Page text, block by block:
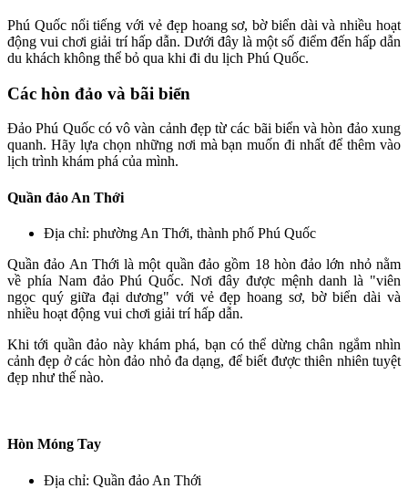
Phú Quốc nổi tiếng với vẻ đẹp hoang sơ, bờ biển dài và nhiều hoạt
động vui chơi giải trí hấp dẫn. Dưới đây là một số điểm đến hấp dẫn
du khách không thể bỏ qua khi đi du lịch Phú Quốc.
Các hòn đảo và bãi biển
Đảo Phú Quốc có vô vàn cảnh đẹp từ các bãi biển và hòn đảo xung
quanh. Hãy lựa chọn những nơi mà bạn muốn đi nhất để thêm vào
lịch trình khám phá của mình.
Quần đảo An Thới
Địa chỉ: phường An Thới, thành phố Phú Quốc
Quần đảo An Thới là một quần đảo gồm 18 hòn đảo lớn nhỏ nằm
về phía Nam đảo Phú Quốc. Nơi đây được mệnh danh là "viên
ngọc quý giữa đại dương" với vẻ đẹp hoang sơ, bờ biển dài và
nhiều hoạt động vui chơi giải trí hấp dẫn.
Khi tới quần đảo này khám phá, bạn có thể dừng chân ngắm nhìn
cảnh đẹp ở các hòn đảo nhỏ đa dạng, để biết được thiên nhiên tuyệt
đẹp như thế nào.
Hòn Móng Tay
Địa chỉ: Quần đảo An Thới